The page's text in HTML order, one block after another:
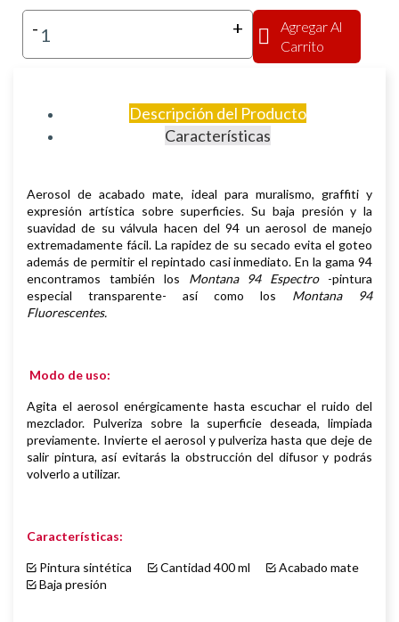
- +
Agregar Al
Carrito
Descripción del Producto
Características
Aerosol deacabado mate, ideal para muralismo, graffiti y
expresión artística sobre superficies. Su baja presión y la
suavidad de su válvula hacen del 94 un aerosol de manejo
extremadamente fácil. La rapidez de su secado evita el goteo
además de permitir el repintado casi inmediato.En la gama 94
encontramos también los Montana 94 Espectro-pintura
especial transparente- así como los Montana 94
Fluorescentes.
Modo de uso:
Agita el aerosol enérgicamente hasta escuchar el ruido del
mezclador. Pulveriza sobre la superficie deseada, limpiada
previamente. Invierte el aerosol y pulveriza hasta que deje de
salir pintura, así evitarás la obstrucción del difusor y podrás
volverlo a utilizar.
Características:
Pintura sintética Cantidad 400 ml
Acabado mate
Baja presión